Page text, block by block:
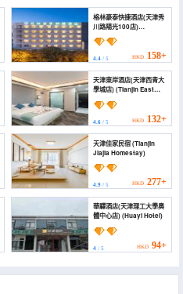
格林豪泰快捷酒店(天津秀
川路陽光100店)
(GreenTree Inn Express
Hotel (Tianjin Xiqing
University City
Sunshine 100 Store))
4.4/ 5 HKD 158+
天津東岸酒店(天津西青大
學城店) (Tianjin East
University Town Zall E-
commerce Mall))
4.6/ 5 HKD 132+
天津佳家民宿 (Tianjin
Jiajia Homestay)
4.9/ 5 HKD 277+
華驛酒店(天津理工大學奧
體中心店) (Huayi Hotel)
4/ 5 HKD 94+